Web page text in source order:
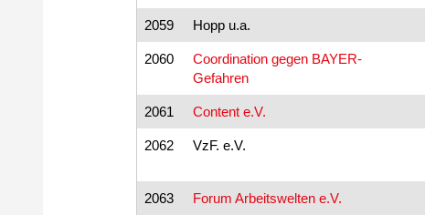
2059 Hopp u.a.
2060
Coordination gegen BAYER-
Gefahren
2061 Content e.V.
2062 VzF. e.V.
2063 Forum Arbeitswelten e.V.